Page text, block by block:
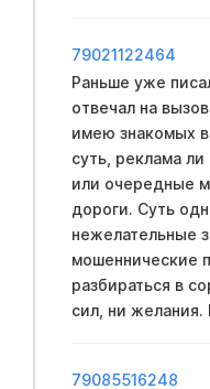
79021122464
Раньше уже
отвечал на
имею знакомых в
суть, реклама ли
или очередные
дороги. Суть
нежелательные
мошеннические
разбираться в
сил, ни желания.
79085516248